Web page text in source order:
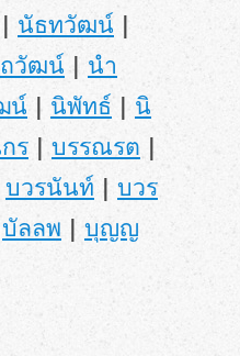
| นัธทวัฒน์ |
วัฒน์| นำ
น์ | นิพัทธ์| นิ
ร | บรรณรต |
บวรนันท์ | บวร
บัลลพ | บุญญ